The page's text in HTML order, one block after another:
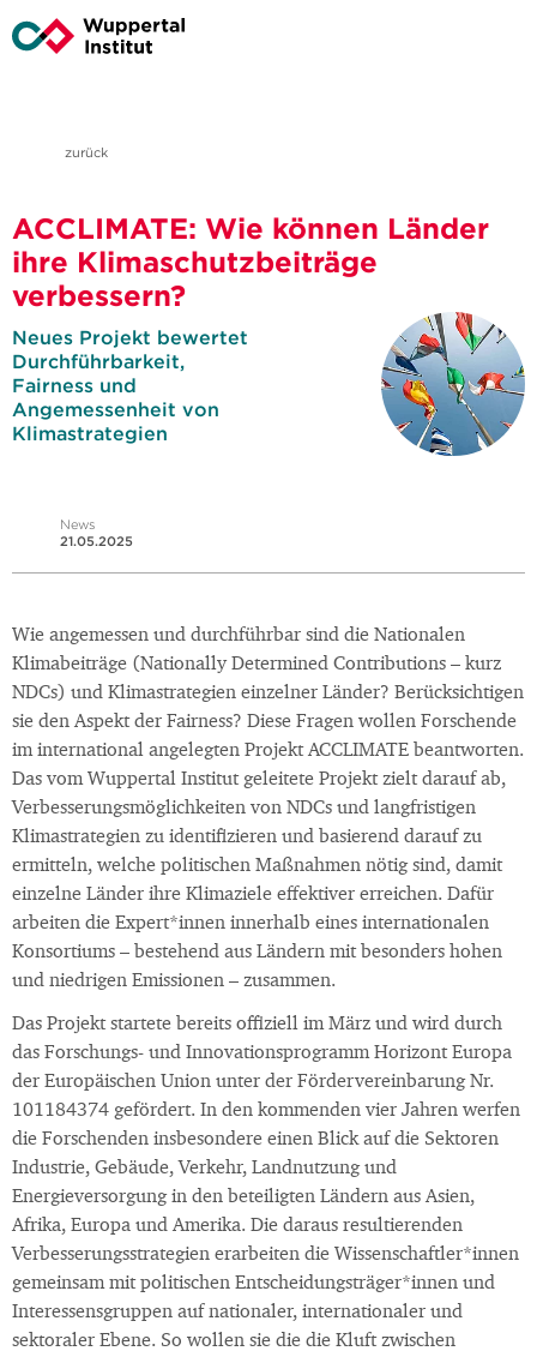
zurück
ACCLIMATE: Wie können Länder
ihre Klimaschutzbeiträge
verbessern?
Neues Projekt bewertet
Durchführbarkeit,
Fairness und
Angemessenheit von
Klimastrategien
News
21.05.2025
Wie angemessen und durchführbar sind die Nationalen
Klimabeiträge (Nationally Determined Contributions – kurz
NDCs) und Klimastrategien einzelner Länder? Berücksichtigen
sie den Aspekt der Fairness? Diese Fragen wollen Forschende
im international angelegten Projekt ACCLIMATE beantworten.
Das vom Wuppertal Institut geleitete Projekt zielt darauf ab,
Verbesserungsmöglichkeiten von NDCs und langfristigen
Klimastrategien zu identifizieren und basierend darauf zu
ermitteln, welche politischen Maßnahmen nötig sind, damit
einzelne Länder ihre Klimaziele effektiver erreichen. Dafür
arbeiten die Expert*innen innerhalb eines internationalen
Konsortiums – bestehend aus Ländern mit besonders hohen
und niedrigen Emissionen – zusammen.
Das Projekt startete bereits offiziell im März und wird durch
das Forschungs- und Innovationsprogramm Horizont Europa
der Europäischen Union unter der Fördervereinbarung Nr.
101184374 gefördert. In den kommenden vier Jahren werfen
die Forschenden insbesondere einen Blick auf die Sektoren
Industrie, Gebäude, Verkehr, Landnutzung und
Energieversorgung in den beteiligten Ländern aus Asien,
Afrika, Europa und Amerika. Die daraus resultierenden
Verbesserungsstrategien erarbeiten die Wissenschaftler*innen
gemeinsam mit politischen Entscheidungsträger*innen und
Interessensgruppen auf nationaler, internationaler und
sektoraler Ebene. So wollen sie die die Kluft zwischen